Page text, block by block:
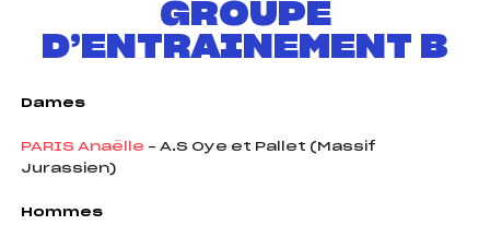
GROUPE
D’ENTRAINEMENT B
Dames
PARIS Anaëlle – A.S Oye et Pallet (Massif
Jurassien)
Hommes